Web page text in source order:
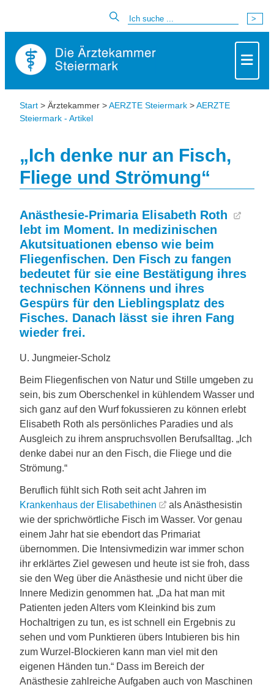
Start > Ärztekammer >AERZTE Steiermark >AERZTE
Steiermark - Artikel
„Ich denke nur an Fisch,
Fliege und Strömung“
Anästhesie-Primaria Elisabeth Roth
lebt im Moment. In medizinischen
Akutsituationen ebenso wie beim
Fliegenfischen. Den Fisch zu fangen
bedeutet für sie eine Bestätigung ihres
technischen Könnens und ihres
Gespürs für den Lieblingsplatz des
Fisches. Danach lässt sie ihren Fang
wieder frei.
U. Jungmeier-Scholz
Beim Fliegenfischen von Natur und Stille umgeben zu
sein, bis zum Oberschenkel in kühlendem Wasser und
sich ganz auf den Wurf fokussieren zu können erlebt
Elisabeth Roth als persönliches Paradies und als
Ausgleich zu ihrem anspruchsvollen Berufsalltag. „Ich
denke dabei nur an den Fisch, die Fliege und die
Strömung.“
Beruflich fühlt sich Roth seit acht Jahren im
Krankenhaus der Elisabethinen
als Anästhesistin
wie der sprichwörtliche Fisch im Wasser. Vor genau
einem Jahr hat sie ebendort das Primariat
übernommen. Die Intensivmedizin war immer schon
ihr erklärtes Ziel gewesen und heute ist sie froh, dass
sie den Weg über die Anästhesie und nicht über die
Innere Medizin genommen hat. „Da hat man mit
Patienten jeden Alters vom Kleinkind bis zum
Hochaltrigen zu tun, es ist schnell ein Ergebnis zu
sehen und vom Punktieren übers Intubieren bis hin
zum Wurzel-Blockieren kann man viel mit den
eigenen Händen tun.“ Dass im Bereich der
Anästhesie zahlreiche Aufgaben auch von Maschinen